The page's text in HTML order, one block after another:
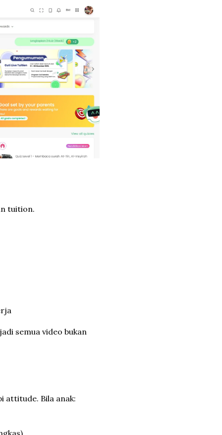
tuition.
semua video bukan
attitude. Bila anak: